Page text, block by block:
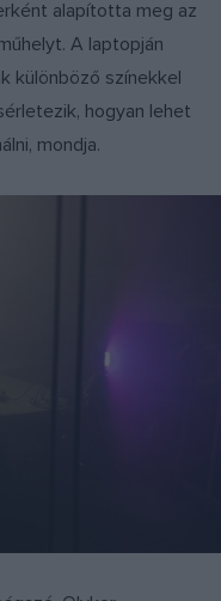
alapította meg az
A laptopján
különböző színekkel
hogyan lehet
mondja.